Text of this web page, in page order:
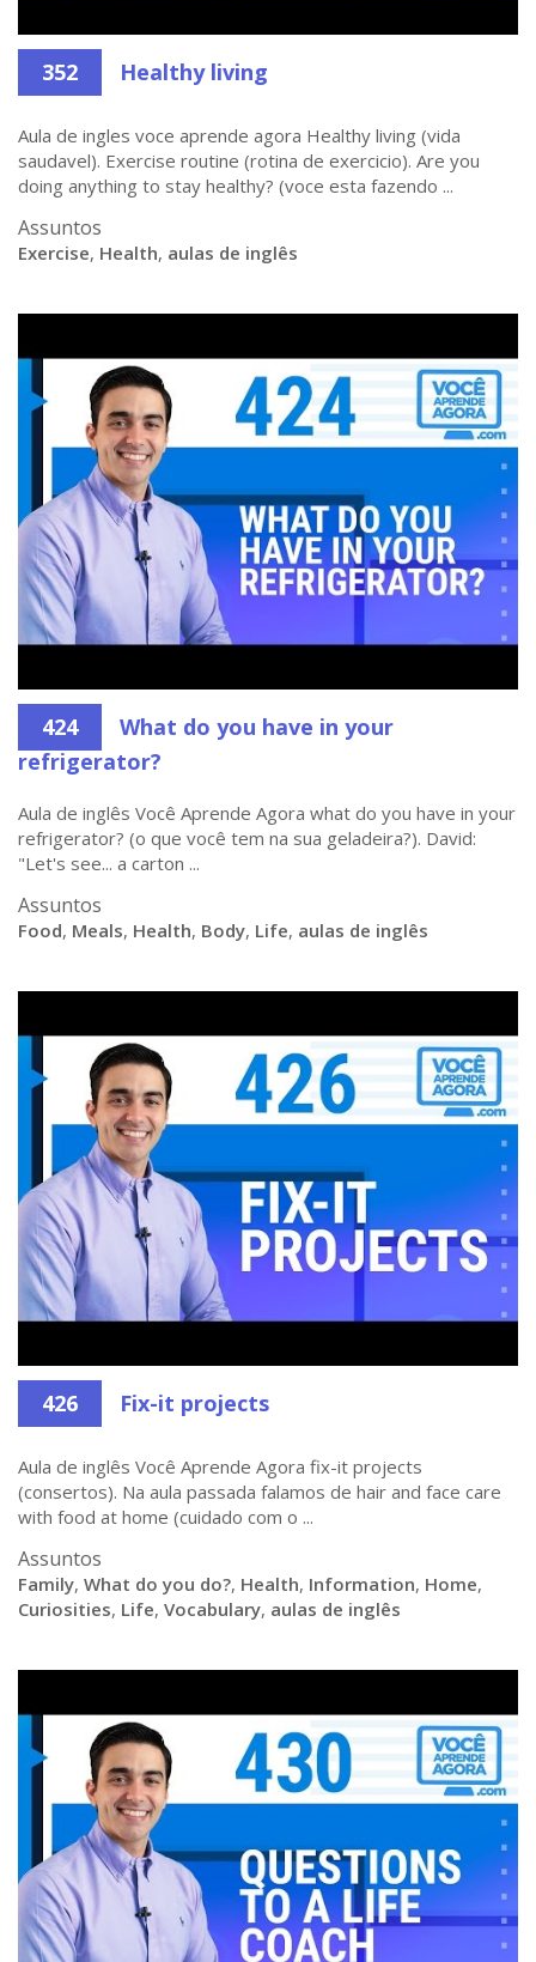
352 Healthy living
Aula de ingles voce aprende agora Healthy living (vida
saudavel). Exercise routine (rotina de exercicio). Are you
doing anything to stay healthy? (voce esta fazendo ...
Assuntos
Exercise, Health, aulas de inglês
424
What do you have in your
refrigerator?
Aula de inglês Você Aprende Agora what do you have in your
refrigerator? (o que você tem na sua geladeira?). David:
"Let's see... a carton ...
Assuntos
Food, Meals, Health, Body, Life, aulas de inglês
426 Fix-it projects
Aula de inglês Você Aprende Agora fix-it projects
(consertos). Na aula passada falamos de hair and face care
with food at home (cuidado com o ...
Assuntos
Family, What do you do?, Health, Information, Home,
Curiosities, Life, Vocabulary, aulas de inglês